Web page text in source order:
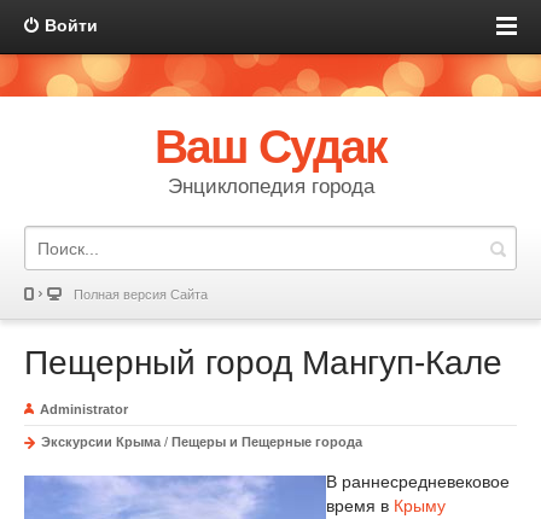
Войти
Ваш Судак
Энциклопедия города
Полная версия Сайта
Пещерный город Мангуп-Кале
Administrator
Экскурсии Крыма / Пещеры и Пещерные города
В раннесредневековое
время в Крыму